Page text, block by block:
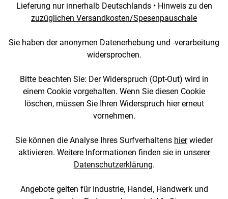
Lieferung nur innerhalb Deutschlands • Hinweis zu den
zuzüglichen Versandkosten/Spesenpauschale
Sie haben der anonymen Datenerhebung und -verarbeitung
widersprochen.
Bitte beachten Sie: Der Widerspruch (Opt-Out) wird in
einem Cookie vorgehalten. Wenn Sie diesen Cookie
löschen, müssen Sie Ihren Widerspruch hier erneut
vornehmen.
Sie können die Analyse Ihres Surfverhaltens hierwieder
aktivieren. Weitere Informationen finden sie in unserer
Datenschutzerklärung.
Angebote gelten für Industrie, Handel, Handwerk und